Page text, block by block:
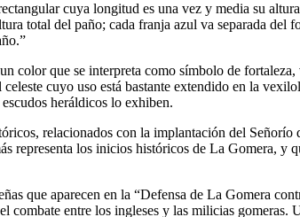
cuya longitud es una vez y media su
total del paño; cada franja azul va separada
color que se interpreta como símbolo de
celeste cuyo uso está bastante extendido en la
heráldicos lo exhiben.
relacionados con la implantación del
representa los inicios históricos de La Gomera, y
que aparecen en la “Defensa de La Gomera
combate entre los ingleses y las milicias